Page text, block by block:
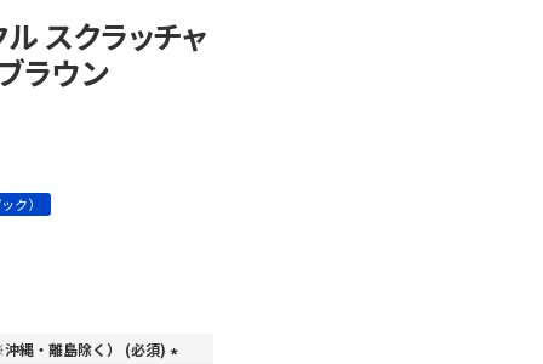
スクラッチャ
ラウン
ク）
縄・離島除く） (必須)